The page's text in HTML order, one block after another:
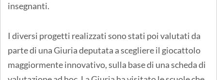
insegnanti.
I diversi progetti realizzati sono stati poi valutati da
parte di una Giuria deputata a scegliere il giocattolo
maggiormente innovativo, sulla base di una scheda di